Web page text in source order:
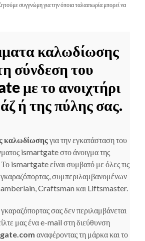
συγγνώμη για την όποια ταλαιπωρία μπορεί να
καλωδίωσης
σύνδεση του
με το ανοιχτήρι
ή της πύλης σας.
καλωδίωσηςγια την εγκατάσταση του
ismartgate στο άνοιγμα της
ismartgate είναι συμβατό με όλες τις
γκαραζόπορτας, συμπεριλαμβανομένων
Craftsman και Liftsmaster.
σας δεν περιλαμβάνεται
μας ένα e-mail στη διεύθυνση
αναφέροντας τη μάρκα και το